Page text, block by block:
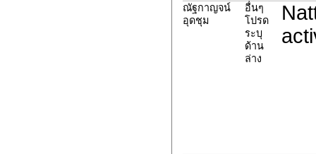
ณัฐกาญจน์
อุดชุม
อื่นๆ
โปรด
ระบุ
ด้าน
ล่าง